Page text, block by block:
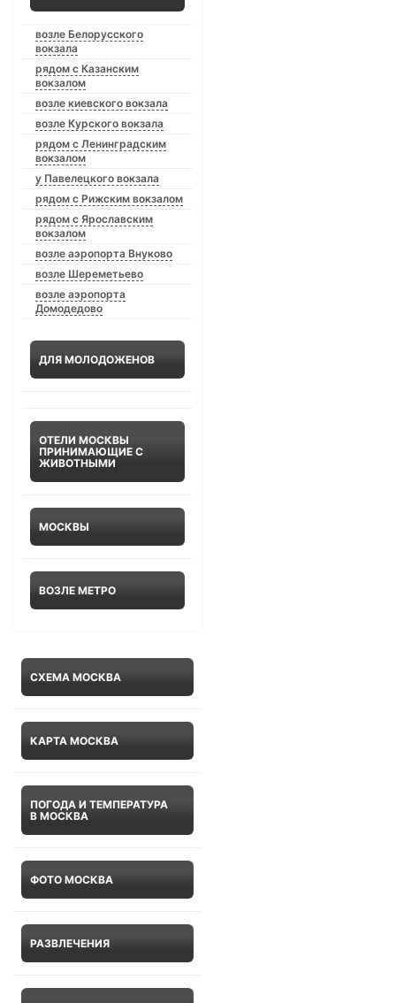
возле Белорусского
вокзала
рядом с Казанским
вокзалом
возле киевского вокзала
возле Курского вокзала
рядом с Ленинградским
вокзалом
у Павелецкого вокзала
рядом с Рижским вокзалом
рядом с Ярославским
вокзалом
возле аэропорта Внуково
возле Шереметьево
возле аэропорта
Домодедово
ДЛЯ МОЛОДОЖЕНОВ
ОТЕЛИ МОСКВЫ
ПРИНИМАЮЩИЕ С
ЖИВОТНЫМИ
МОСКВЫ
ВОЗЛЕ МЕТРО
СХЕМА МОСКВА
КАРТА МОСКВА
ПОГОДА И ТЕМПЕРАТУРА
В МОСКВА
ФОТО МОСКВА
РАЗВЛЕЧЕНИЯ